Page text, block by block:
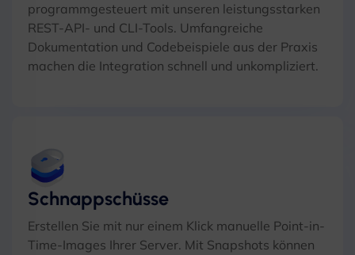
programmgesteuert mit unseren leistungsstarken
REST-API- und CLI-Tools. Umfangreiche
Dokumentation und Codebeispiele aus der Praxis
machen die Integration schnell und unkompliziert.
Schnappschüsse
Erstellen Sie mit nur einem Klick manuelle Point-in-
Time-Images Ihrer Server. Mit Snapshots können